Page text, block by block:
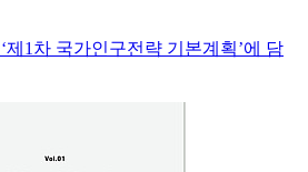
제1차 국가인구전략 기본계획’에 담